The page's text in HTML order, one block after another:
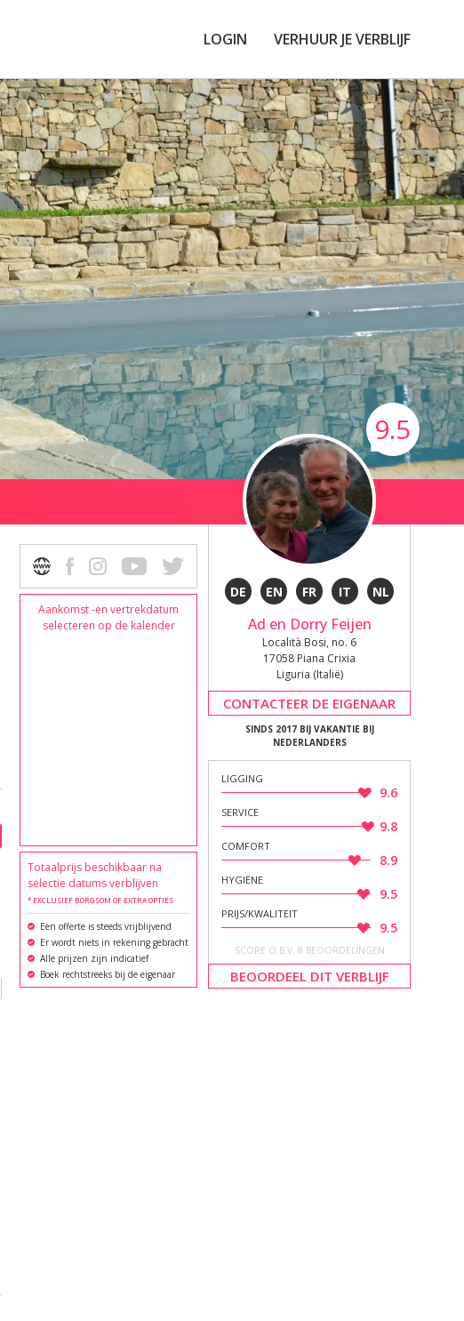
LOGIN VERHUUR JE VERBLIJF
Aankomst -en vertrekdatum
selecteren op de kalender
Totaalprijs beschikbaar na
selectie datums verblijven
* EXCLUSIEF BORGSOM OF EXTRA OPTIES
Een offerte is steeds vrijblijvend
Er wordt niets in rekening gebracht
Alle prijzen zijn indicatief
Boek rechtstreeks bij de eigenaar
9.5
DE EN FR IT NL
Ad en Dorry Feijen
Località Bosi, no. 6
17058 Piana Crixia
Liguria (Italië)
CONTACTEER DE EIGENAAR
SINDS 2017 BIJ VAKANTIE BIJ
NEDERLANDERS
LIGGING
9.6
SERVICE
9.8
COMFORT
8.9
HYGIËNE
9.5
PRIJS/KWALITEIT
9.5
SCORE O.B.V. 8 BEOORDELINGEN
BEOORDEEL DIT VERBLIJF